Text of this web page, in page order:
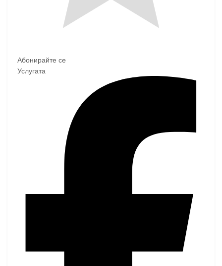
Абонирайте се
Услугата